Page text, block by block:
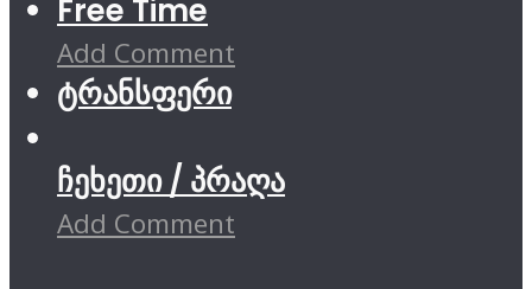
Free Time
Add Comment
ტრანსფერი
ჩეხეთი / პრაღა
Add Comment